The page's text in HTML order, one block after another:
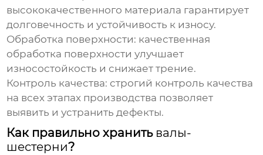
высококачественного материала гарантирует
долговечность и устойчивость к износу.
Обработка поверхности: качественная
обработка поверхности улучшает
износостойкость и снижает трение.
Контроль качества: строгий контроль качества
на всех этапах производства позволяет
выявить и устранить дефекты.
Как правильно хранить валы-
шестерни?